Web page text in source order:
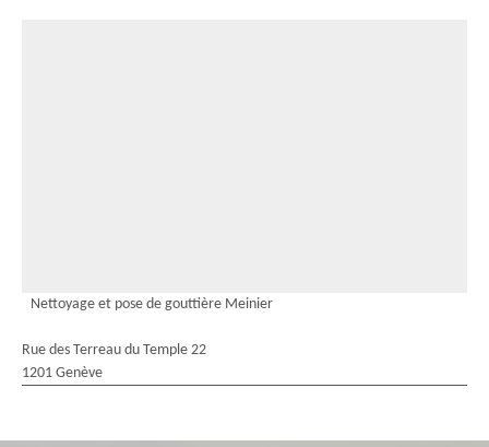
Nettoyage et pose de gouttière Meinier
Rue des Terreau du Temple 22
1201 Genève